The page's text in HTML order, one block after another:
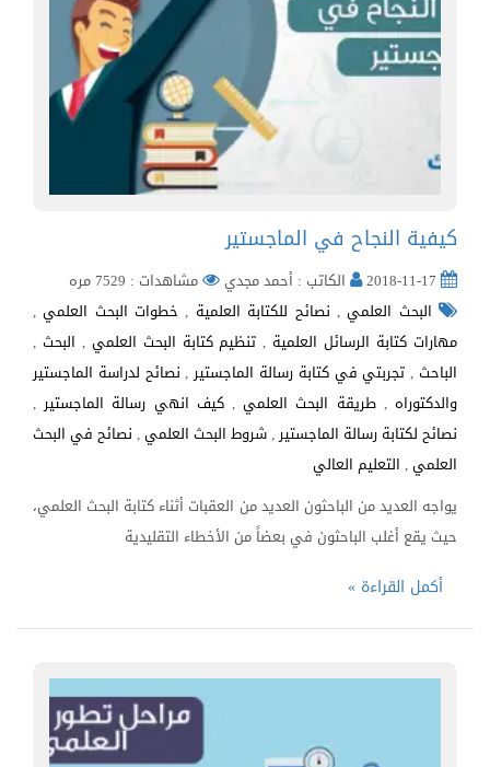
كيفية النجاح في الماجستير
الكاتب : أحمد مجدي
مشاهدات : 7529 مره
البحث العلمي, نصائح للكتابة العلمية , خطوات البحث العلمي,
مهارات كتابة الرسائل العلمية , تنظيم كتابة البحث العلمي , البحث ,
الباحث, تجربتي في كتابة رسالة الماجستير , نصائح لدراسة الماجستير
والدكتوراه,طريقة البحث العلمي,كيف انهي رسالة الماجستير ,
نصائح لكتابة رسالة الماجستير ,شروط البحث العلمي, نصائح في البحث
العلمي, التعليم العالي
يواجه العديد من الباحثون العديد من العقبات أثناء كتابة البحث العلمي،
حيث يقع أغلب الباحثون في بعضاً من الأخطاء التقليدية
أكمل القراءة »